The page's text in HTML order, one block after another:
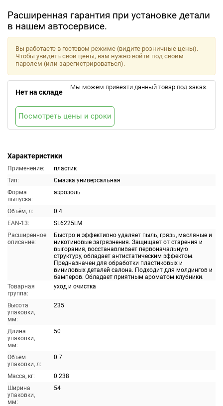
Расширенная гарантия при установке детали
в нашем автосервисе.
Характеристики
Применение:
пластик
Тип:
Смазка универсальная
Форма
выпуска:
аэрозоль
Объём, л:
0.4
EAN-13:
SL6225LM
Расширенное
описание:
Быстро и эффективно удаляет пыль, грязь, масляные и
никотиновые загрязнения. Защищает от старения и
выгорания, восстанавливает первоначальную
структуру, обладает антистатическим эффектом.
Предназначен для обработки пластиковых и
виниловых деталей салона. Подходит для молдингов и
бамперов. Обладает приятным ароматом клубники.
Товарная
группа:
уход и очистка
Высота
упаковки,
мм:
235
Длина
упаковки,
мм:
50
Объем
упаковки, л:
0.7
Масса, кг:
0.238
Ширина
упаковки,
мм:
54
Вы работаете в гостевом режиме (видите розничные цены).
Чтобы увидеть свои цены, вам нужно войти под своим
паролем (или зарегистрироваться).
Нет на складе
Мы можем привезти данный товар под заказ.
Посмотреть цены и сроки